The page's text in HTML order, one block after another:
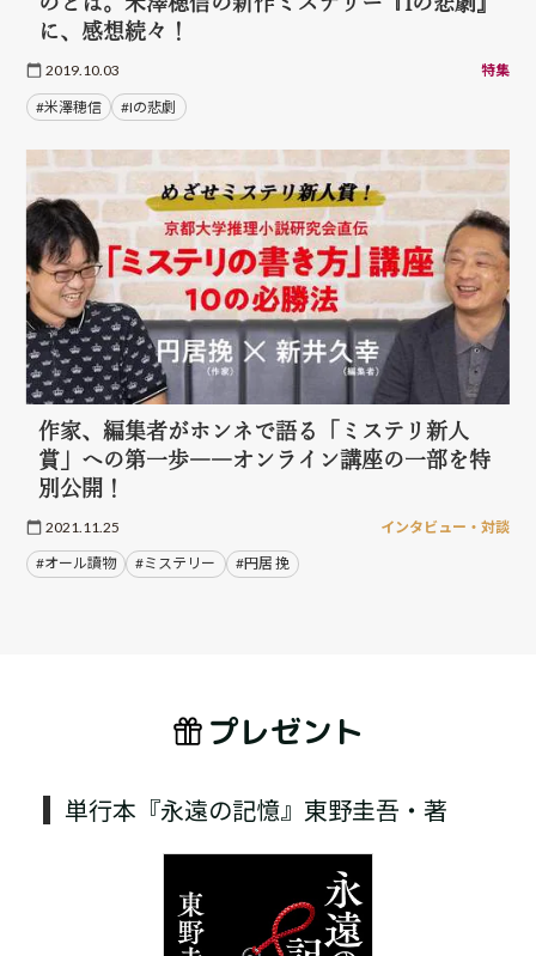
に、感想続々！
2019.10.03 特集
#米澤穂信 #Iの悲劇
作家、編集者がホンネで語る「ミステリ新人
賞」への第一歩――オンライン講座の一部を特
別公開！
2021.11.25 インタビュー・対談
#オール讀物 #ミステリー #円居 挽
プレゼント
単行本『永遠の記憶』東野圭吾・著